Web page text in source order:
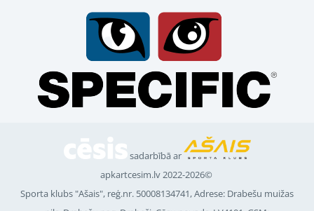
sadarbībā ar
apkartcesim.lv 2022-2026©
Sporta klubs "Ašais", reģ.nr. 50008134741, Adrese: Drabešu muižas